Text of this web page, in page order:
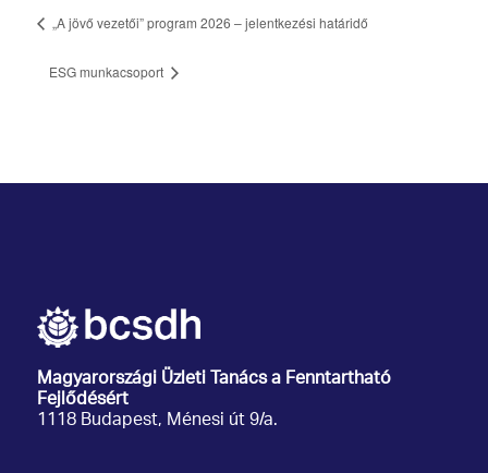
„A jövő vezetői” program 2026 – jelentkezési határidő
ESG munkacsoport
Magyarországi Üzleti Tanácsa Fenntartható
Fejlődésért
1118 Budapest, Ménesi út 9/a.